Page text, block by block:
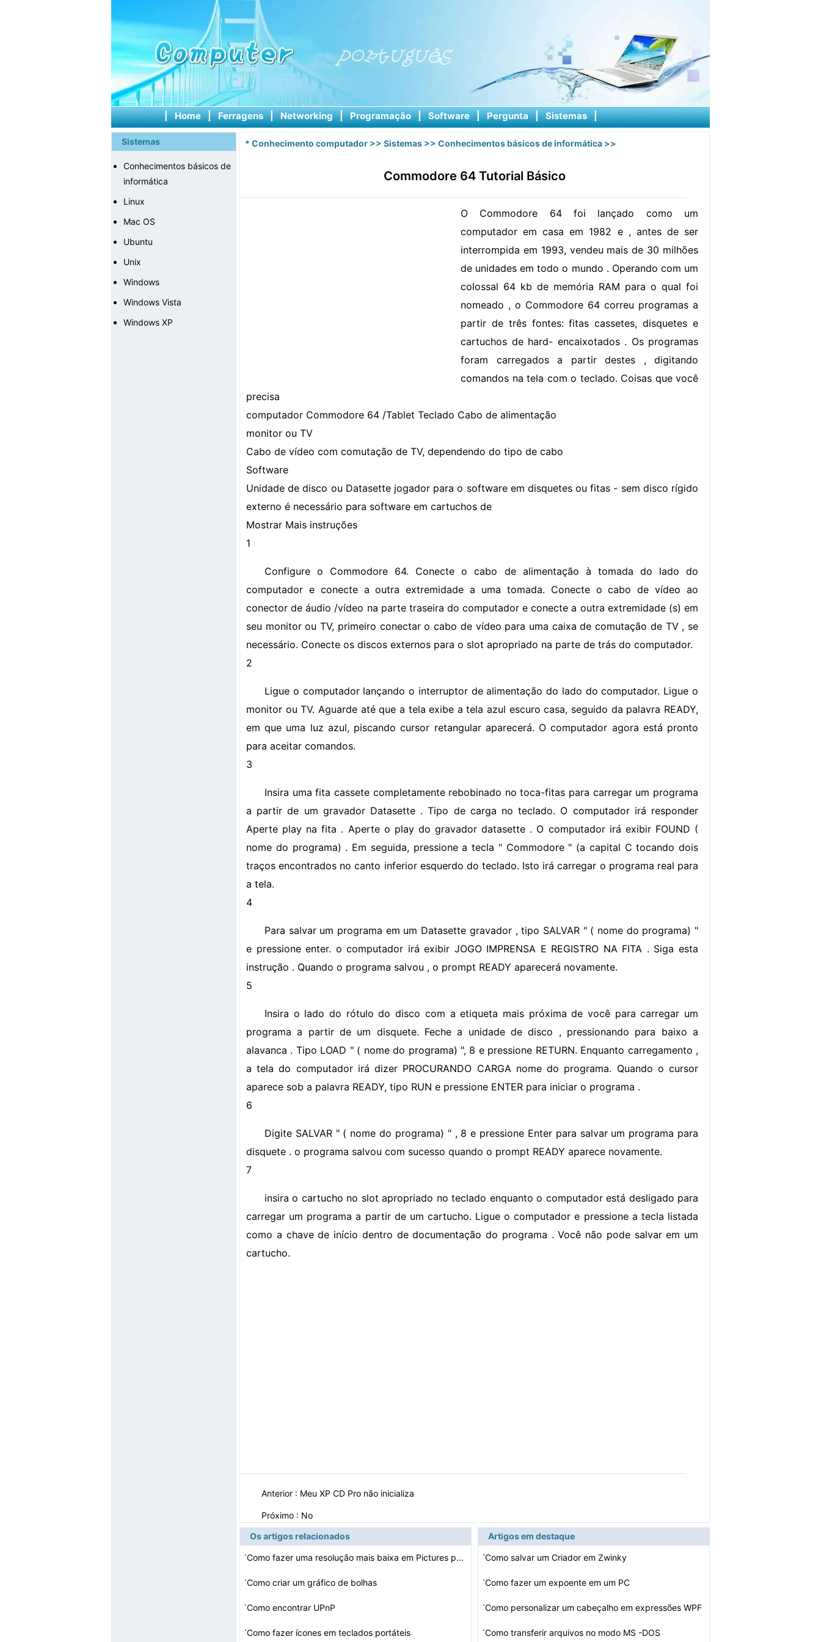
| Home | Ferragens | Networking | Programação | Software | Pergunta | Sistemas |
Sistemas
Conhecimentos básicos de
informática
Linux
Mac OS
Ubuntu
Unix
Windows
Windows Vista
Windows XP
* Conhecimento computador >> Sistemas >> Conhecimentos básicos de informática >>
Commodore 64 Tutorial Básico
O Commodore 64 foi lançado como um
computador em casa em 1982 e , antes de ser
interrompida em 1993, vendeu mais de 30 milhões
de unidades em todo o mundo . Operando com um
colossal 64 kb de memória RAM para o qual foi
nomeado , o Commodore 64 correu programas a
partir de três fontes: fitas cassetes, disquetes e
cartuchos de hard- encaixotados . Os programas
foram carregados a partir destes , digitando
comandos na tela com o teclado. Coisas que você
precisa
computador Commodore 64 /Tablet Teclado Cabo de alimentação
monitor ou TV
Cabo de vídeo com comutação de TV, dependendo do tipo de cabo
Software
Unidade de disco ou Datasette jogador para o software em disquetes ou fitas - sem disco rígido
externo é necessário para software em cartuchos de
Mostrar Mais instruções
1
Configure o Commodore 64. Conecte o cabo de alimentação à tomada do lado do
computador e conecte a outra extremidade a uma tomada. Conecte o cabo de vídeo ao
conector de áudio /vídeo na parte traseira do computador e conecte a outra extremidade (s) em
seu monitor ou TV, primeiro conectar o cabo de vídeo para uma caixa de comutação de TV , se
necessário. Conecte os discos externos para o slot apropriado na parte de trás do computador.
2
Ligue o computador lançando o interruptor de alimentação do lado do computador. Ligue o
monitor ou TV. Aguarde até que a tela exibe a tela azul escuro casa, seguido da palavra READY,
em que uma luz azul, piscando cursor retangular aparecerá. O computador agora está pronto
para aceitar comandos.
3
Insira uma fita cassete completamente rebobinado no toca-fitas para carregar um programa
a partir de um gravador Datasette . Tipo de carga no teclado. O computador irá responder
Aperte play na fita . Aperte o play do gravador datasette . O computador irá exibir FOUND (
nome do programa) . Em seguida, pressione a tecla " Commodore " (a capital C tocando dois
traços encontrados no canto inferior esquerdo do teclado. Isto irá carregar o programa real para
a tela.
4
Para salvar um programa em um Datasette gravador , tipo SALVAR " ( nome do programa) "
e pressione enter. o computador irá exibir JOGO IMPRENSA E REGISTRO NA FITA . Siga esta
instrução . Quando o programa salvou , o prompt READY aparecerá novamente.
5
Insira o lado do rótulo do disco com a etiqueta mais próxima de você para carregar um
programa a partir de um disquete. Feche a unidade de disco , pressionando para baixo a
alavanca . Tipo LOAD " ( nome do programa) ", 8 e pressione RETURN. Enquanto carregamento ,
a tela do computador irá dizer PROCURANDO CARGA nome do programa. Quando o cursor
aparece sob a palavra READY, tipo RUN e pressione ENTER para iniciar o programa .
6
Digite SALVAR " ( nome do programa) " , 8 e pressione Enter para salvar um programa para
disquete . o programa salvou com sucesso quando o prompt READY aparece novamente.
7
insira o cartucho no slot apropriado no teclado enquanto o computador está desligado para
carregar um programa a partir de um cartucho. Ligue o computador e pressione a tecla listada
como a chave de início dentro de documentação do programa . Você não pode salvar em um
cartucho.
Anterior : Meu XP CD Pro não inicializa
Próximo : No
Os artigos relacionados
·
Como fazer uma resolução mais baixa em Pictures para …
·Como criar um gráfico de bolhas
·Como encontrar UPnP
·Como fazer ícones em teclados portáteis
Artigos em destaque
·Como salvar um Criador em Zwinky
·Como fazer um expoente em um PC
·Como personalizar um cabeçalho em expressões WPF
·Como transferir arquivos no modo MS -DOS